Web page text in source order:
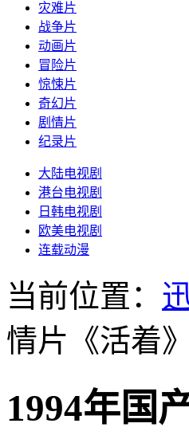
灾难片
战争片
动画片
冒险片
惊悚片
奇幻片
剧情片
纪录片
大陆电视剧
港台电视剧
日韩电视剧
欧美电视剧
连载动漫
当前位置：
情片《活着
1994年国